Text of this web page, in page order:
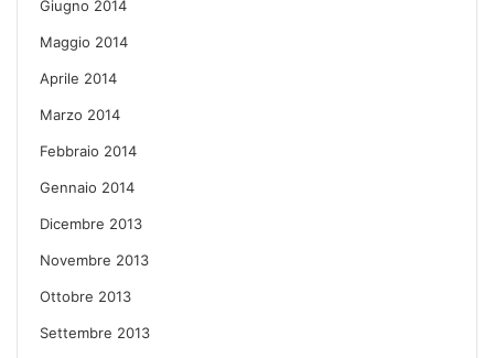
Giugno 2014
Maggio 2014
Aprile 2014
Marzo 2014
Febbraio 2014
Gennaio 2014
Dicembre 2013
Novembre 2013
Ottobre 2013
Settembre 2013